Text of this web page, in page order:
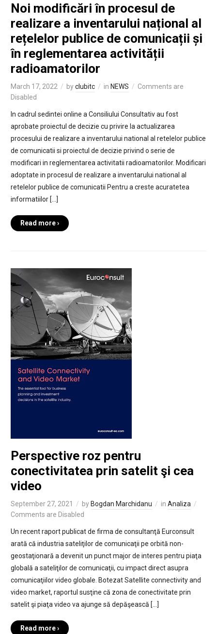
Noi modificări în procesul de
realizare a inventarului național al
rețelelor publice de comunicații și
în reglementarea activității
radioamatorilor
March 17, 2022 byclubitc in NEWS
Comments are
Disabled
In cadrul sedintei online a Consiliului Consultativ au fost
aprobate proiectul de decizie cu privire la actualizarea
procesului de realizare a inventarului national al retelelor publice
de comunicatii si proiectul de decizie privind o serie de
modificari in reglementarea activitatii radioamatorilor. Modificari
adoptate in procesul de realizare a inventarului national al
retelelor publice de comunicatii Pentru a creste acuratetea
informatiilor […]
Read more ›
Perspective roz pentru
conectivitatea prin satelit şi cea
video
September 27, 2021 by Bogdan Marchidanu in Analiza
Comments are Disabled
Un recent raport publicat de firma de consultanţă Eurconsult
arată că industria sateliţilor de comunicaţii pe orbită non-
geostaţionară a devenit un punct major de interes pentru piaţa
globală a sateliţilor de comunicaţii, cu impact direct asupra
comunicaţiilor video globale. Botezat Satellite connectivity and
video market, raportul susţine că zona de conectivitate prin
satelit şi piaţa video va ajunge să depăşească […]
Read more ›